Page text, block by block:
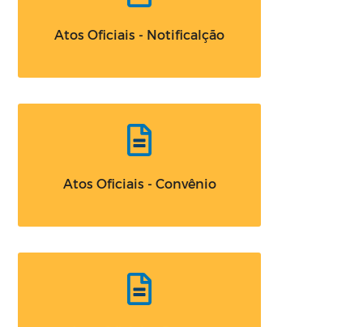
Atos Oficiais - Notificalção
Atos Oficiais - Convênio